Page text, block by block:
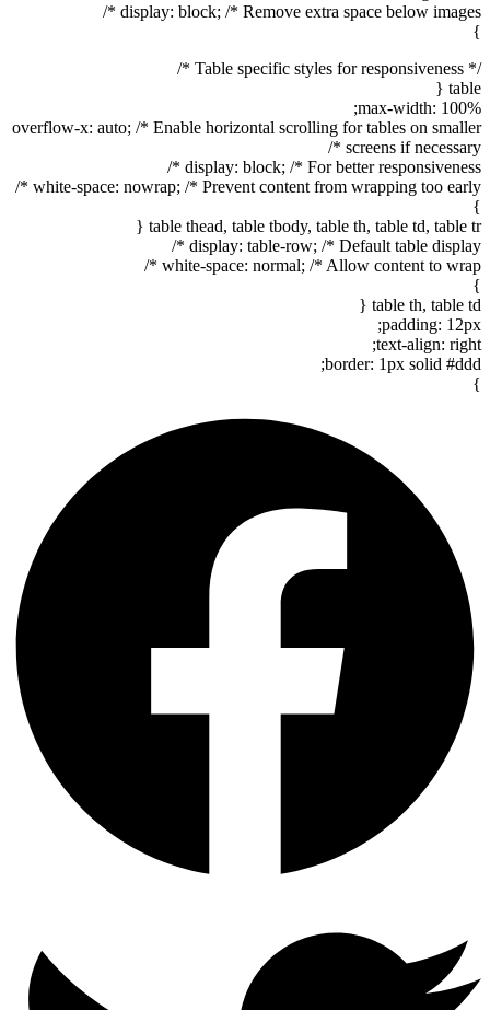
display: block; /* Remove extra space below images */
}
/* Table specific styles for responsiveness */
table {
max-width: 100%;
overflow-x: auto; /* Enable horizontal scrolling for tables on smaller
screens if necessary */
display: block; /* For better responsiveness */
white-space: nowrap; /* Prevent content from wrapping too early */
}
table thead, table tbody, table th, table td, table tr {
display: table-row; /* Default table display */
white-space: normal; /* Allow content to wrap */
}
table th, table td {
padding: 12px;
text-align: right;
border: 1px solid #ddd;
}